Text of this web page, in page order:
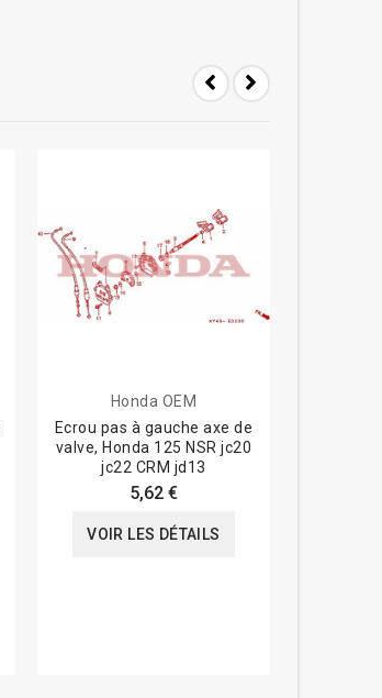
Honda OEM
Ecrou pas à gauche axe de
valve, Honda 125 NSR jc20
jc22 CRM jd13
5,62 €
VOIR LES DÉTAILS